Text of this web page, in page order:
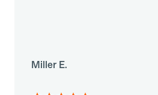
Miller E.